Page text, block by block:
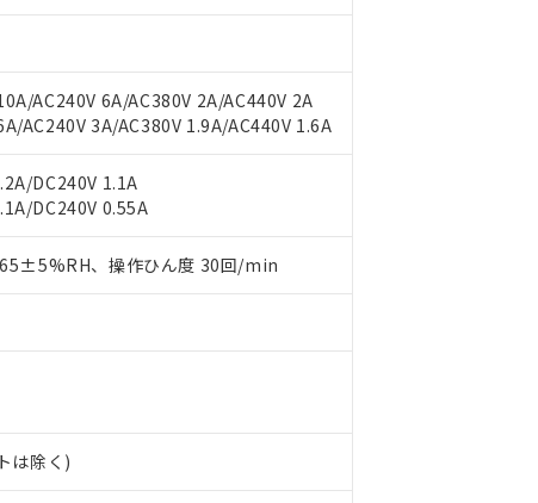
AC240V 6A/AC380V 2A/AC440V 2A
AC240V 3A/AC380V 1.9A/AC440V 1.6A
DC240V 1.1A
DC240V 0.55A
、操作ひん度 30回/min
は除く)
際の在庫および標準価格とは異なる場合があることをご了承くださ
売拠点は「販売ネットワーク
」をご確認ください。
社の事前の承諾なく第三者に漏洩または開示しないようお願いしま
サービス）をご利用いただくには、I-Webメンバーズにご登録され
にご登録された部品リストについて、当社および当社の共同利用者
るお客様との取引・商談に必要な範囲で利用することをご了承くだ
える意図的な使用がないことを確認しています。
定月が前後することがあります。
ることができます。
するもので、過去に遡って非含有を証明するものではありません。
４物質の対応では、対応完了までの期間は出荷製品に未対応品が
載しておりました。
了していることから、特段のことがない限り、2022年1月12日よ
フェニル類) : 1000ppm、 PBDEs(ポリ臭化ジフェニルエーテル類) : 1000ppm、
酸ジイソブチル) : 1000ppm、 BBP(フタル酸ブチルベンジル) : 1000ppm、
基準値以下であることを示します。
物質が外部に漏えいし、環境に深刻な影響を及ぼさない年数を意
する場合は、上記1、2および3の内容を当該第三者に通知します。
係わる関係者が違法に輸出するおそれがある場合は、取り引きをい
する キャンセル
り
確認ください)